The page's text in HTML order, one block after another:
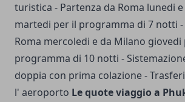
turistica - Partenza da Roma lunedi
martedi per il programma di 7 notti -
Roma mercoledi e da Milano giovedi
programma di 10 notti -
doppia con prima colazione -
l' aeroporto Le quote viaggio a